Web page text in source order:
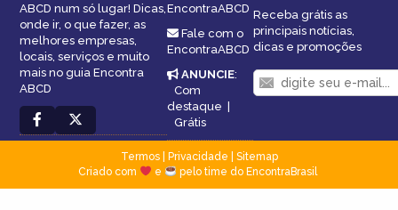
ABCD num só lugar! Dicas,
onde ir, o que fazer, as
melhores empresas,
locais, serviços e muito
mais no guia Encontra
ABCD
EncontraABCD
Fale com o
EncontraABCD
ANUNCIE:
Com
destaque
Grátis
Receba grátis as
principais notícias,
dicas e promoções
Termos| Privacidade
Sitemap
Criado com
e pelo time do EncontraBrasil